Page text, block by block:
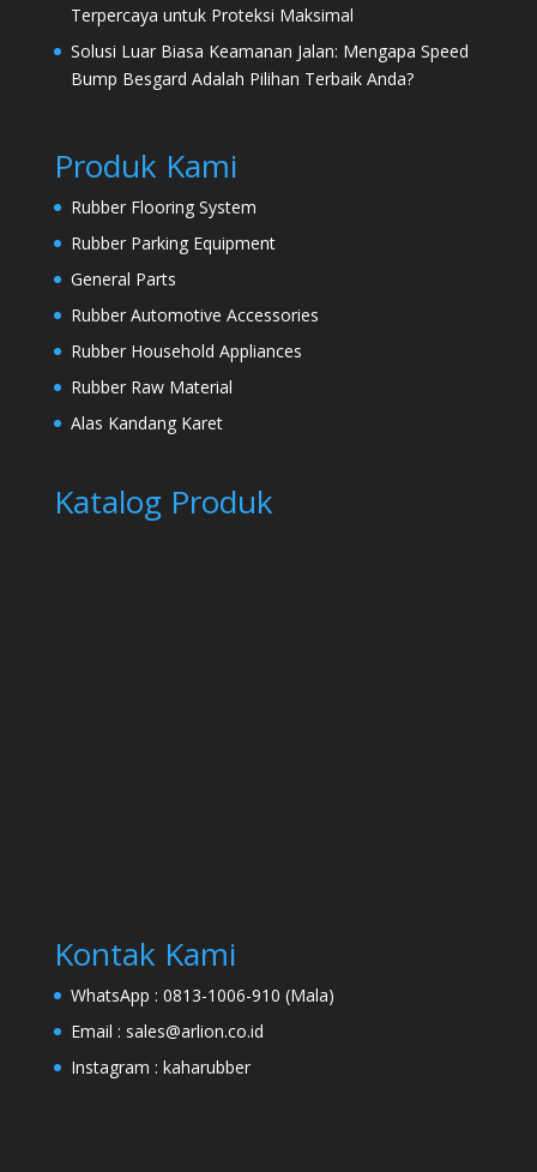
Terpercaya untuk Proteksi Maksimal
Solusi Luar Biasa Keamanan Jalan: Mengapa Speed
Bump Besgard Adalah Pilihan Terbaik Anda?
Produk Kami
Rubber Flooring System
Rubber Parking Equipment
General Parts
Rubber Automotive Accessories
Rubber Household Appliances
Rubber Raw Material
Alas Kandang Karet
Katalog Produk
Kontak Kami
WhatsApp : 0813-1006-910 (Mala)
Email : sales@arlion.co.id
Instagram : kaharubber